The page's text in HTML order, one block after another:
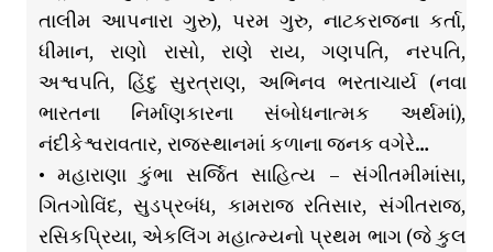
તાલીમ આપનારા ગુરુ), પરમ ગુરુ, નાટકરાજના કર્તા,
ધીમાન, રાણો રાસો, રાણે રાય, ગણપતિ, નરપતિ,
અશ્વપતિ, હિંદુ સુરત્રાણ, અભિનવ ભરતાચાર્ય (નવા
ભારતના નિર્માણકારના સંબોધનાત્મક અર્થમાં),
નંદીકેશ્વરાવતાર, રાજસ્થાનમાં કળાના જનક વગેરે…
• મહારાણા કુંભા સર્જિત સાહિત્ય – સંગીતમીમાંસા,
ગિતગોવિંદ, સુડપ્રબંધ, કામરાજ રતિસાર, સંગીતરાજ,
રસિકપ્રિયા, એકલિંગ મહાત્મ્યનો પ્રથમ ભાગ (જે કુલ